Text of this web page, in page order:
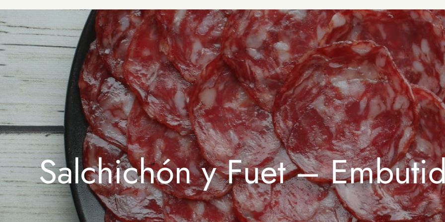
Patas de Jamón
Deshuesado
Lomo Ibérico y
Serrano
Salchichón
Jamoneros y Cuchillos
para Jamón
Packs y Cajas Regalo
con Embutidos
Compra Embutidos
por Marca
Fermin
5J
Beher
Covap
Goikoa
Patés de Marisco
Pimientos del Piquillo
Rellenos de Marisco
Caldos de Mariscos
Conservas del
Mundo
Conservas de Portugal
Conservas de EEUU
Packs y Cajas Regalo
con Conservas
Compra Conservas
por Marca
Agromar
Artesanos Alalunga
Delgado
Ortiz
Compra por Tipo
de Pescado
Bonito del Norte
Sardinas
Atún
Compra por Tipo
Mejillones
Paella
Accesorios para
Paellas
Juegos de Paella
Quemador + Soporte
+ Paellera
Aceitunas y
Encurtidos
Dulces Españoles
Snacks
Patés
Sopas y Caldos
Conservas Vegetales y
Legumbres
Arroz y Pasta
Salsas
Especias y
Condimentos
Salchichón y Fuet –